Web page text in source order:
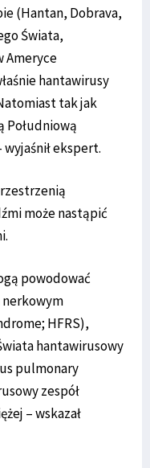
(Hantan, Dobrava,
Świata,
Ameryce
hantawirusy
tak jak
Południową
ekspert.
może nastąpić
powodować
nerkowym
HFRS),
hantawirusowy
pulmonary
zespół
– wskazał